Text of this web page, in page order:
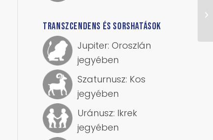
TRANSZCENDENS ÉS SORSHATÁSOK
Jupiter: Oroszlán
jegyében
Szaturnusz: Kos
jegyében
Uránusz: Ikrek
jegyében